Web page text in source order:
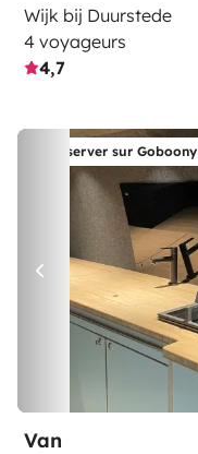
Wijk bij Duurstede
4 voyageurs
4,7
Réserver sur Goboony
Van